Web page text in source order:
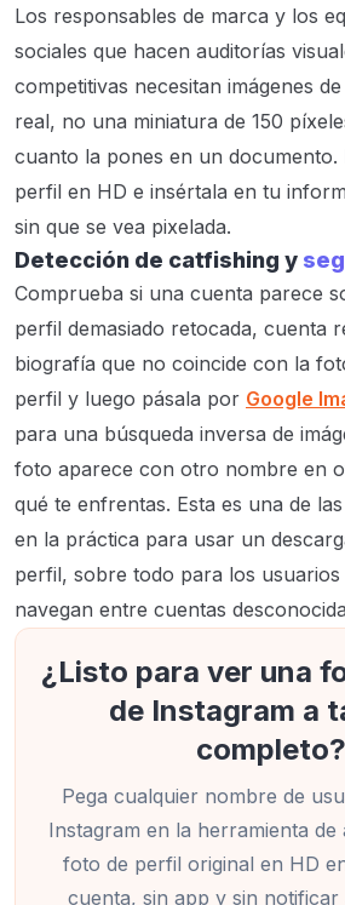
Los responsables de marca y los
sociales que hacen auditorías
competitivas necesitan imágenes
real, no una miniatura de 150
cuanto la pones en un documento.
perfil en HD e insértala en tu
sin que se vea pixelada.
Detección de catfishing y
Comprueba si una cuenta parece
perfil demasiado retocada, cuenta
biografía que no coincide con la
perfil y luego pásala por Google
para una búsqueda inversa de
foto aparece con otro nombre en
qué te enfrentas. Esta es una de
en la práctica para usar un
perfil, sobre todo para los usuarios
navegan entre cuentas
¿Listo para ver una
de Instagram a
completo?
Pega cualquier nombre de
Instagram en la herramienta
foto de perfil original en HD
cuenta, sin app y sin notificar